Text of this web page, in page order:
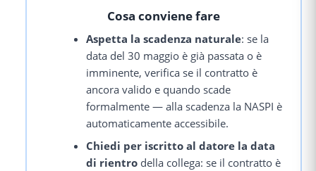
Cosa conviene fare
Aspetta la scadenza naturale: se la
data del 30 maggio è già passata o è
imminente, verifica se il contratto è
ancora valido e quando scade
formalmente — alla scadenza la NASPI è
automaticamente accessibile.
Chiedi per iscritto al datore la data
di rientro della collega: se il contratto è